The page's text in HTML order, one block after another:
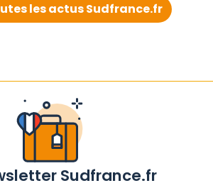
les actus Sudfrance.fr
Sudfrance.fr